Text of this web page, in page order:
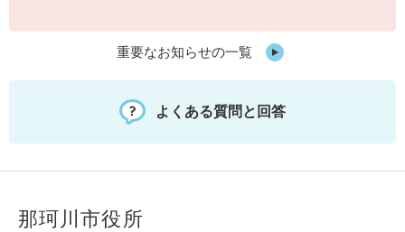
重要なお知らせの一覧
よくある質問と回答
那珂川市役所